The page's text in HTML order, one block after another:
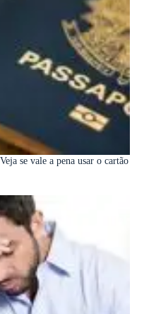
se vale a pena usar o cartão